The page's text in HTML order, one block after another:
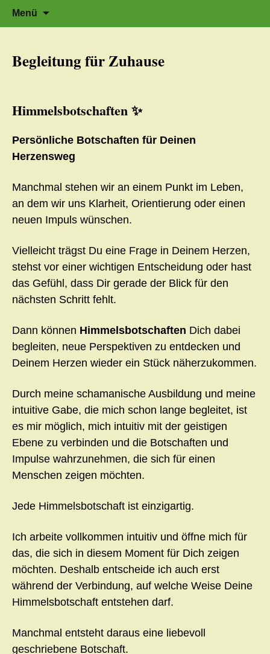
ZumHerzflüstern – Sonja Schwarzmaier –
Herzfluestern.de
Zeit für neue Wege
Menü
nach:
Begleitung für Zuhause
Himmelsbotschaften ✨
Persönliche Botschaften für Deinen
Herzensweg
Manchmal stehen wir an einem Punkt im Leben,
an dem wir uns Klarheit, Orientierung oder einen
neuen Impuls wünschen.
Vielleicht trägst Du eine Frage in Deinem Herzen,
stehst vor einer wichtigen Entscheidung oder hast
das Gefühl, dass Dir gerade der Blick für den
nächsten Schritt fehlt.
Dann können Himmelsbotschaften Dich dabei
begleiten, neue Perspektiven zu entdecken und
Deinem Herzen wieder ein Stück näherzukommen.
Durch meine schamanische Ausbildung und meine
intuitive Gabe, die mich schon lange begleitet, ist
es mir möglich, mich intuitiv mit der geistigen
Ebene zu verbinden und die Botschaften und
Impulse wahrzunehmen, die sich für einen
Menschen zeigen möchten.
Jede Himmelsbotschaft ist einzigartig.
Ich arbeite vollkommen intuitiv und öffne mich für
das, die sich in diesem Moment für Dich zeigen
möchten. Deshalb entscheide ich auch erst
während der Verbindung, auf welche Weise Deine
Himmelsbotschaft entstehen darf.
Manchmal entsteht daraus eine liebevoll
geschriebene Botschaft.